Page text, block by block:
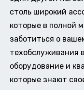
столь широкий
которые в полной
заботиться о
техобслуживания
оборудование и
которые знают